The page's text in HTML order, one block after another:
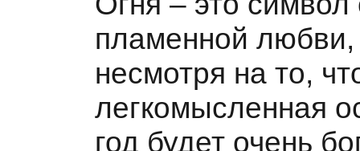
пламенной любви,
несмотря на то,
легкомысленная
год будет очень